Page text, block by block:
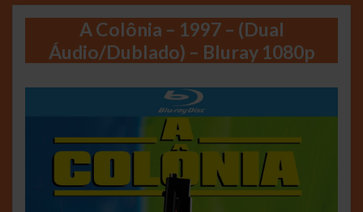
A Colônia – 1997 – (Dual
Áudio/Dublado) – Bluray 1080p